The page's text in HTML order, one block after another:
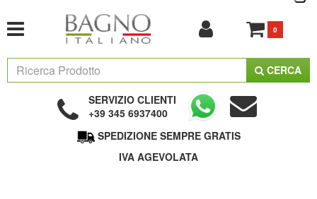
0
CERCA
SERVIZIO CLIENTI
+39 345 6937400
SPEDIZIONE SEMPRE GRATIS
IVA AGEVOLATA